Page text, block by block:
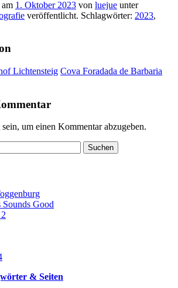
1. Oktober 2023 von luejue unter
veröffentlicht. Schlagwörter: 2023,
Lichtensteig Cova Foradada de Barbaria
sein, um einen Kommentar abzugeben.
Good
& Seiten